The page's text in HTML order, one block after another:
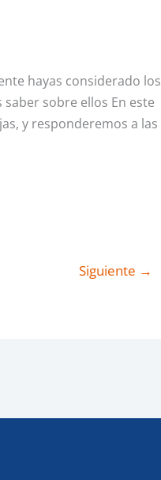
hayas considerado los
sobre ellos En este
y responderemos a las
Siguiente →